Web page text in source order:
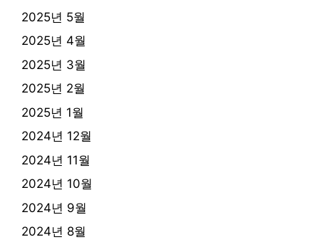
2025년 5월
2025년 4월
2025년 3월
2025년 2월
2025년 1월
2024년 12월
2024년 11월
2024년 10월
2024년 9월
2024년 8월